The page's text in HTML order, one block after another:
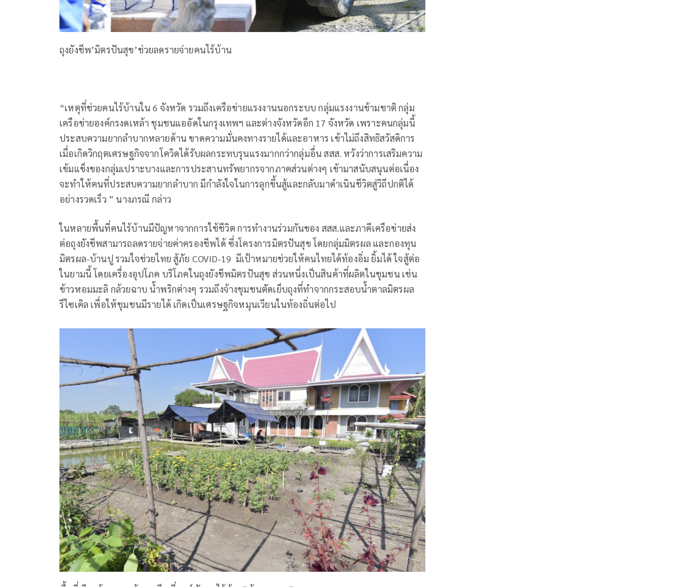
ถุงยังชีพ’มิตรปันสุข’ช่วยลดรายจ่ายคนไร้บ้าน
“เหตุที่ช่วยคนไร้บ้านใน 6 จังหวัด รวมถึงเครือข่ายแรงงานนอกระบบ กลุ่มแรงงานข้ามชาติ กลุ่ม
เครือข่ายองค์กรงดเหล้า ชุมชนแออัดในกรุงเทพฯ และต่างจังหวัดอีก 17 จังหวัด เพราะคนกลุ่มนี้
ประสบความยากลำบากหลายด้าน ขาดความมั่นคงทางรายได้และอาหาร เข้าไม่ถึงสิทธิสวัสดิการ
เมื่อเกิดวิกฤตเศรษฐกิจจากโควิดได้รับผลกระทบรุนแรงมากกว่ากลุ่มอื่น สสส. หวังว่าการเสริมความ
เข้มแข็งของกลุ่มเปราะบางและการประสานทรัพยากรจากภาคส่วนต่างๆ เข้ามาสนับสนุนต่อเนื่อง
จะทำให้คนที่ประสบความยากลำบาก มีกำลังใจในการลุกขึ้นสู้และกลับมาดำเนินชีวิตสู่วิถีปกติได้
อย่างรวดเร็ว ” นางภรณี กล่าว
ในหลายพื้นที่คนไร้บ้านมีปัญหาจากการใช้ชีวิต การทำงานร่วมกันของ สสส.และภาคีเครือข่ายส่ง
ต่อถุงยังชีพสามารถลดรายจ่ายค่าครองชีพได้ ซึ่งโครงการมิตรปันสุข โดยกลุ่มมิตรผล และกองทุน
มิตรผล-บ้านปู รวมใจช่วยไทย สู้ภัย COVID-19 มีเป้าหมายช่วยให้คนไทยได้ท้องอิ่ม ยิ้มได้ ใจสู้ต่อ
ในยามนี้ โดยเครื่องอุปโภค บริโภคในถุงยังชีพมิตรปันสุข ส่วนหนึ่งเป็นสินค้าที่ผลิตในชุมชน เช่น
ข้าวหอมมะลิ กล้วยฉาบ น้ำพริกต่างๆ รวมถึงจ้างชุมชนตัดเย็บถุงที่ทำจากกระสอบน้ำตาลมิตรผล
รีไซเคิล เพื่อให้ชุมชนมีรายได้ เกิดเป็นเศรษฐกิจหมุนเวียนในท้องถิ่นต่อไป